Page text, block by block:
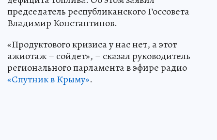
председатель республиканского Госсовета
Владимир Константинов.
«Продуктового кризиса у нас нет, а этот
ажиотаж – сойдет», – сказал руководитель
регионального парламента в эфире радио
«Спутник в Крыму».